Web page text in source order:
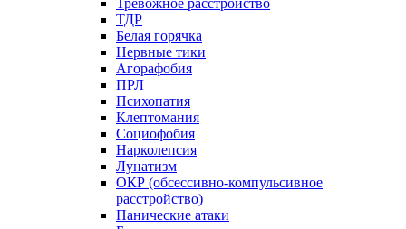
Тревожное расстройство
ТДР
Белая горячка
Нервные тики
Агорафобия
ПРЛ
Психопатия
Клептомания
Социофобия
Нарколепсия
Лунатизм
ОКР (обсессивно-компульсивное
расстройство)
Панические атаки